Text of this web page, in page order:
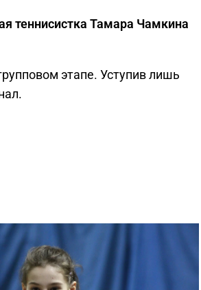
теннисистка Тамара Чамкина
этапе. Уступив лишь